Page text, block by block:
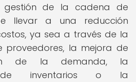
gestión de la cadena de
llevar a una reducción
ya sea a través de la
proveedores, la mejora de
de la demanda, la
de inventarios o la